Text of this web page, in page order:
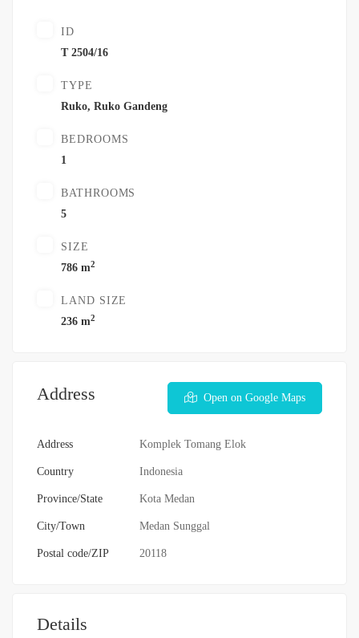
ID
T 2504/16
TYPE
Ruko, Ruko Gandeng
BEDROOMS
1
BATHROOMS
5
SIZE
786 m2
LAND SIZE
236 m2
Address Open on Google Maps
Address Komplek Tomang Elok
Country Indonesia
Province/State Kota Medan
City/Town Medan Sunggal
Postal code/ZIP 20118
Details